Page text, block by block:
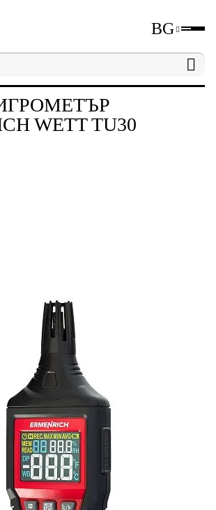
BG
Уреди за
WETT TU30